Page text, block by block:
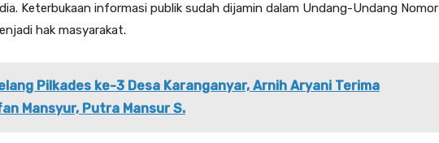
Keterbukaan informasi publik sudah dijamin dalam Undang-Undang Nomor
hak masyarakat.
Pilkades ke-3 Desa Karanganyar, Arnih Aryani Terima
Mansyur, Putra Mansur S.